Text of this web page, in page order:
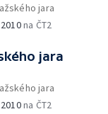
jara
na ČT2
jara
jara
na ČT2